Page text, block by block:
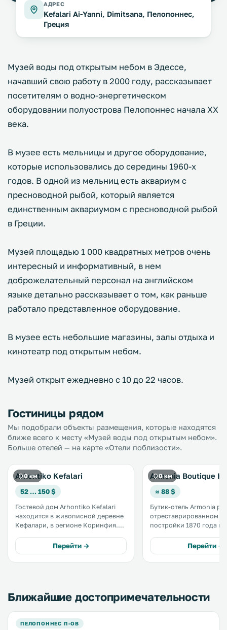
АДРЕС
Kefalari Ai-Yanni, Dimitsana, Пелопоннес,
Греция
Музей воды под открытым небом в Эдессе,
начавший свою работу в 2000 году, рассказывает
посетителям о водно-энергетическом
оборудовании полуострова Пелопоннес начала ХХ
века.
В музее есть мельницы и другое оборудование,
которые использовались до середины 1960-х
годов. В одной из мельниц есть аквариум с
пресноводной рыбой, который является
единственным аквариумом с пресноводной рыбой
в Греции.
Музей площадью 1 000 квадратных метров очень
интересный и информативный, в нем
доброжелательный персонал на английском
языке детально рассказывает о том, как раньше
работало представленное оборудование.
В музее есть небольшие магазины, залы отдыха и
кинотеатр под открытым небом.
Музей открыт ежедневно с 10 до 22 часов.
Гостиницы рядом
Мы подобрали объекты размещения, которые находятся
ближе всего к месту «Музей воды под открытым небом».
Больше отелей — на карте «Отели поблизости».
0 км
Arhontiko Kefalari
52 … 150 $
Гостевой дом Arhontiko Kefalari
находится в живописной деревне
Кефалари, в регионе Коринфия.
старинной церковью, в тени 150-
летнего платана,
произрастающего на площади
Перейти →
0 км
Armonia Boutique
≈ 88 $
Бутик-отель Armonia
отреставрированном
постройки 1870 года в
ходьбы от различных
и магазинов. .
Перейти →
Ближайшие достопримечательности
ПЕЛОПОННЕС П-ОВ